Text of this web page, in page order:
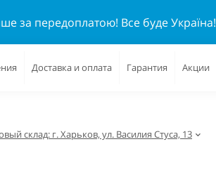
за передоплатою! Все буде Україна!
Доставка и оплата Гарантия Акции
склад: г. Харьков, ул. Василия Стуса, 13